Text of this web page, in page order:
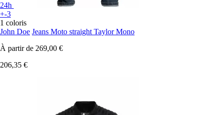
24h
+-3
1 coloris
John Doe Jeans Moto straight Taylor Mono
À partir de 269,00 €
206,35 €